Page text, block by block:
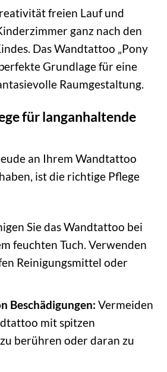
freien Lauf und
ganz nach den
Das Wandtattoo „Pony
Grundlage für eine
Raumgestaltung.
für langanhaltende
an Ihrem Wandtattoo
ist die richtige Pflege
Sie das Wandtattoo bei
feuchten Tuch. Verwenden
Reinigungsmittel oder
Beschädigungen: Vermeiden
mit spitzen
berühren oder daran zu